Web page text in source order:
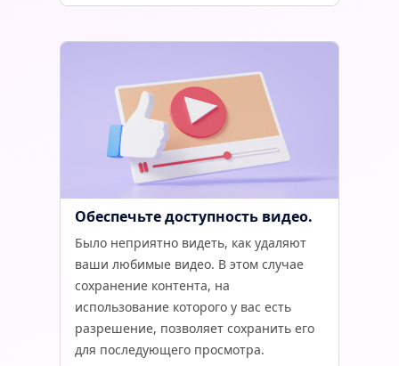
Обеспечьте доступность видео.
Было неприятно видеть, как удаляют
ваши любимые видео. В этом случае
сохранение контента, на
использование которого у вас есть
разрешение, позволяет сохранить его
для последующего просмотра.